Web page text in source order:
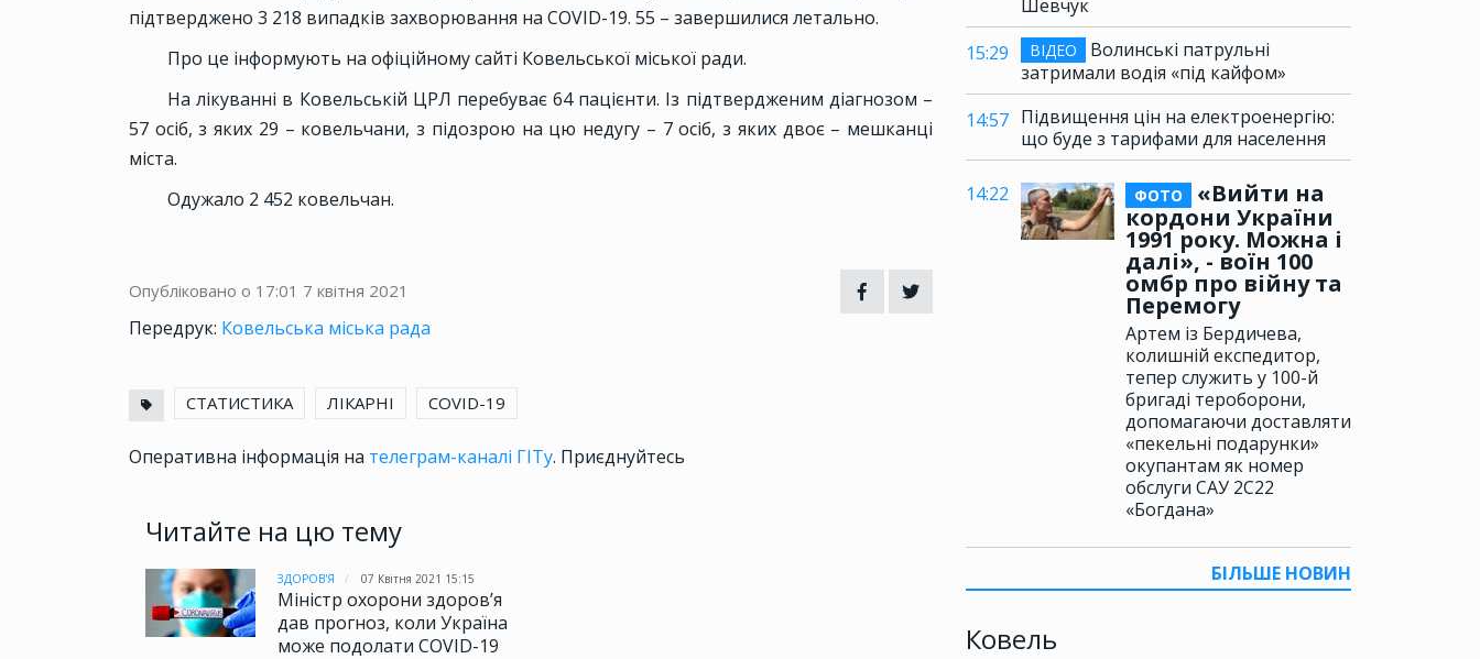
Шевчук
15:29
ВІДЕО
Волинські патрульні
затримали водія «під кайфом»
14:57 Підвищення цін на електроенергію:
що буде з тарифами для населення
14:22 ФОТО
«Вийти на
кордони України
1991 року. Можна і
далі», - воїн 100
омбр про війну та
Перемогу
Артем із Бердичева,
колишній експедитор,
тепер служить у 100-й
бригаді тероборони,
допомагаючи доставляти
«пекельні подарунки»
окупантам як номер
обслуги САУ 2С22
«Богдана»
БІЛЬШЕ НОВИН
Ковель
підтверджено 3 218 випадків захворювання на COVID-19. 55 – завершилися летально.
Про це інформують на офіційному сайті Ковельської міської ради.
На лікуванні в Ковельській ЦРЛ перебуває 64 пацієнти. Із підтвердженим діагнозом –
57 осіб, з яких 29 – ковельчани, з підозрою на цю недугу – 7 осіб, з яких двоє – мешканці
міста.
Одужало 2 452 ковельчан.
Опубліковано о 17:01 7 квітня 2021
Передрук: Ковельська міська рада
СТАТИСТИКА ЛІКАРНІ COVID-19
Оперативна інформація на телеграм-каналі ГІТу. Приєднуйтесь
Читайте на цю тему
ЗДОРОВ'Я 07 Квітня 2021 15:15
Міністр охорони здоров’я
дав прогноз, коли Україна
може подолати COVID-19